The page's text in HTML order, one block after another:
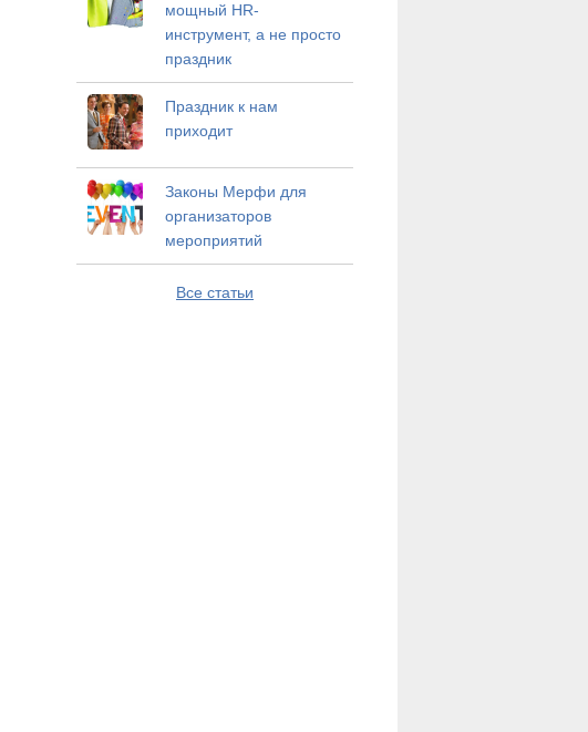
мощный HR-
инструмент, а не просто
праздник
Праздник к нам
приходит
Законы Мерфи для
организаторов
мероприятий
Все статьи